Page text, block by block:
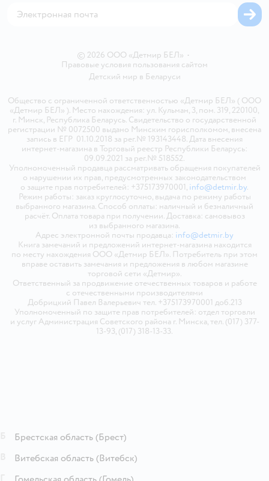
© 2026 ООО «Детмир БЕЛ» •
Правовые условия пользования сайтом
Детский мир в Беларуси
Общество с ограниченной ответственностью «Детмир БЕЛ» ( ООО
«Детмир БЕЛ» ). Место нахождения: ул. Кульман, 3, пом. 319, 220100,
г. Минск, Республика Беларусь. Свидетельство о государственной
регистрации № 0072500 выдано Минским горисполкомом, внесена
запись в ЕГР 01.10.2018 за рег.№ 193143448. Дата внесения
интернет-магазина в Торговый реестр Республики Беларусь:
09.09.2021 за рег.№ 518552.
Уполномоченный продавца рассматривать обращения покупателей
о нарушении их прав, предусмотренных законодательством
о защите прав потребителей: +375173970001, info@detmir.by.
Режим работы: заказ круглосуточно, выдача по режиму работы
выбранного магазина. Способ оплаты: наличный и безналичный
расчёт. Оплата товара при получении. Доставка: самовывоз
из выбранного магазина.
Адрес электронной почты продавца: info@detmir.by
Книга замечаний и предложений интернет-магазина находится
по месту нахождения ООО «Детмир БЕЛ». Потребитель при этом
вправе оставить замечания и предложения в любом магазине
торговой сети «Детмир».
Ответственный за продвижение отечественных товаров и работе
с отечественными производителями
Добрицкий Павел Валерьевич тел. +375173970001 доб.213
Уполномоченный по защите прав потребителей: отдел торговли
и услуг Администрация Советского района г. Минска, тел. (017) 377-
13-93, (017) 318-13-33.
Брестская область (Брест)
Витебская область (Витебск)